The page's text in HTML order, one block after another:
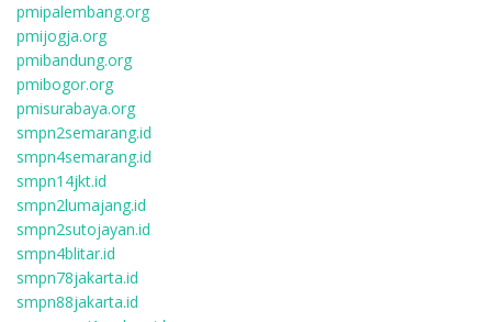
pmipalembang.org
pmijogja.org
pmibandung.org
pmibogor.org
pmisurabaya.org
smpn2semarang.id
smpn4semarang.id
smpn14jkt.id
smpn2lumajang.id
smpn2sutojayan.id
smpn4blitar.id
smpn78jakarta.id
smpn88jakarta.id